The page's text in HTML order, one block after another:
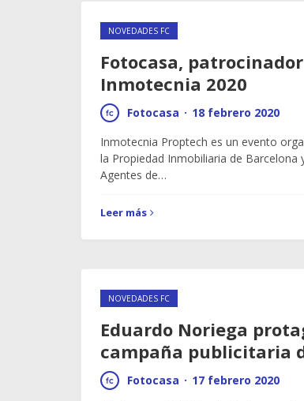
NOVEDADES FC
Fotocasa,
Inmotecnia 2020
Fotocasa · 18 febrero 2020
Inmotecnia Proptech es un evento
la Propiedad Inmobiliaria de Barcelona
Agentes de…
Leer más
NOVEDADES FC
Eduardo Noriega
campaña publicitaria
Fotocasa · 17 febrero 2020